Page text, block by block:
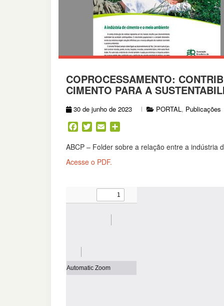
COPROCESSAMENTO:
CIMENTO PARA A
30 de junho de 2023 PORTAL, Publicações
Facebook
TwitterEmail
ABCP – Folder sobre a relação entre a indústria
Acesse o PDF.